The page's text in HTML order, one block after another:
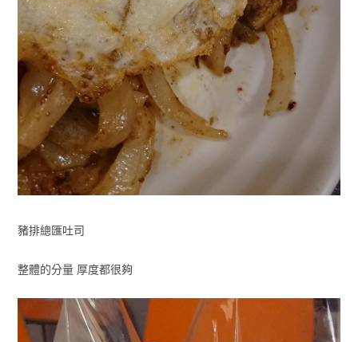
豬排總匯吐司
整體的分量 厚度都很夠